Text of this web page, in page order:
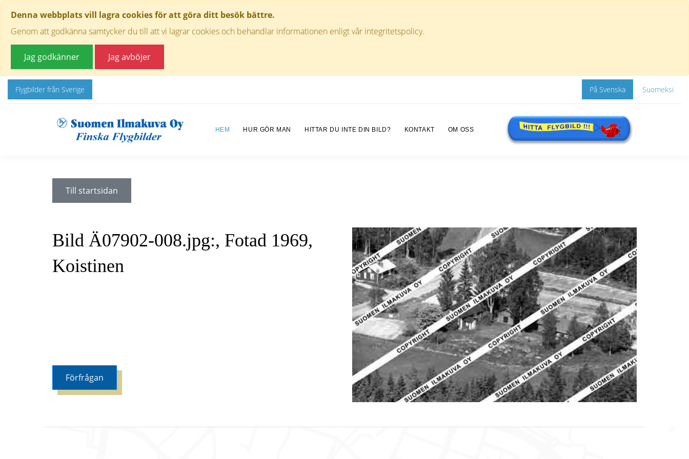
Denna webbplats vill lagra cookies för att göra ditt besök bättre.
Genom att godkänna samtycker du till att vi lagrar cookies och behandlar informationen enligt vår integritetspolicy.
Jag godkänner Jag avböjer
Flygbilder från Sverige På Svenska Suomeksi
HEM HUR GÖR MAN HITTAR DU INTE DIN BILD? KONTAKT OM OSS
Till startsidan
Bild Ä07902-008.jpg:, Fotad 1969,
Koistinen
Förfrågan